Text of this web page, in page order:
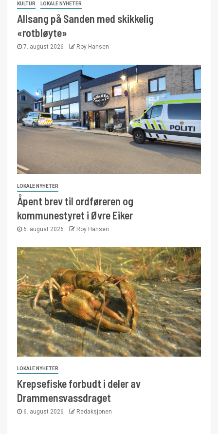
KULTUR LOKALE NYHETER
Allsang på Sanden med skikkelig
«rotbløyte»
7. august 2026 Roy Hansen
LOKALE NYHETER
Åpent brev til ordføreren og
kommunestyret i Øvre Eiker
6. august 2026 Roy Hansen
LOKALE NYHETER
Krepsefiske forbudt i deler av
Drammensvassdraget
6. august 2026 Redaksjonen